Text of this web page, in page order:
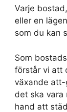
Varje
eller en
som du kan
Som
förstår vi att
växande
det ska vara
hand att